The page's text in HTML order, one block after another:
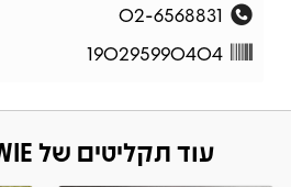
02-6568831
190295990404
עוד תקליטים של DAVID BOWIE